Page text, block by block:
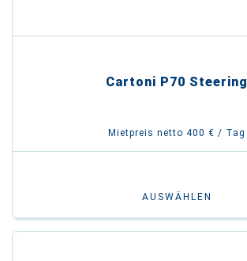
Cartoni P70 Steering
Mietpreis netto 400 € / Tag
AUSWÄHLEN